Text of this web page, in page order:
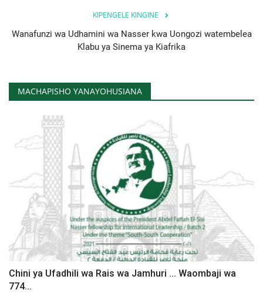
KIPENGELE KINGINE
Wanafunzi wa Udhamini wa Nasser kwa Uongozi watembelea
Klabu ya Sinema ya Kiafrika
MACHAPISHO YANAYOHUSIANA
Chini ya Ufadhili wa Rais wa Jamhuri ... Waombaji wa
774...